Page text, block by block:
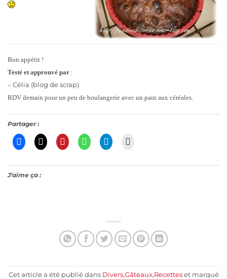
Bon appétit !
Testé et approuvé par :
– Célia (blog de scrap)
RDV demain pour un peu de boulangerie avec un pain aux céréales.
Partager :
J’aime ça :
Cet article a été publié dans Divers,Gâteaux,Recetteset marqué